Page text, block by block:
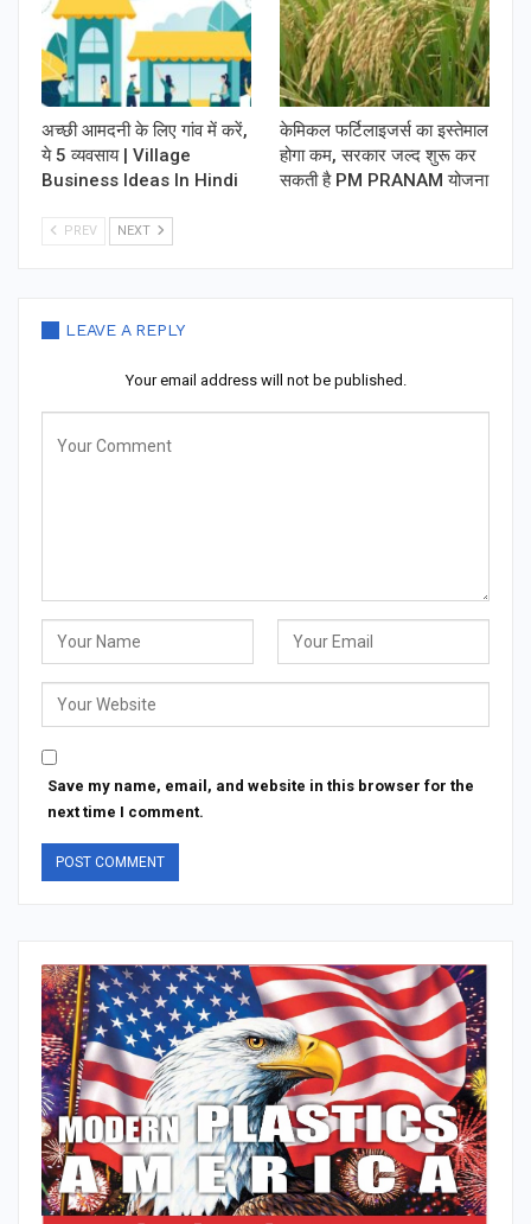
अच्छी आमदनी के लिए गांव में करें,
ये 5 व्यवसाय | Village
Business Ideas In Hindi
केमिकल फर्टिलाइजर्स का इस्तेमाल
होगा कम, सरकार जल्द शुरू कर
सकती है PM PRANAM योजना
PREV NEXT
LEAVE A REPLY
Your email address will not be published.
Save my name, email, and website in this browser for the
next time I comment.